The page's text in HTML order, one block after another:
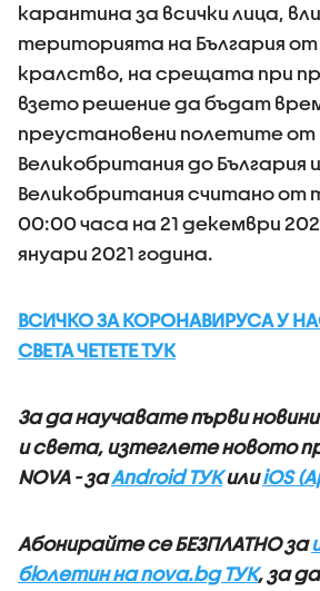
карантина за всички лица,
територията на България
кралство, на срещата при
взето решение да бъдат
преустановени полетите от
Великобритания до България
Великобритания считано от
00:00 часа на 21 декември
януари 2021 година.
ВСИЧКО ЗА КОРОНАВИРУСА У
СВЕТА ЧЕТЕТЕ ТУК
За да научавате първи
и света, изтеглете новото
NOVA - заAndroid ТУКилиiOS
Абонирайте се БЕЗПЛАТНО за
бюлетин на nova.bg ТУК, за